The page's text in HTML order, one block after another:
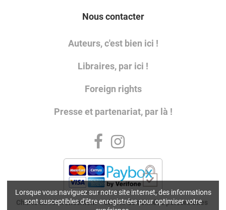
Lorsque vous naviguez sur notre site internet, des informations
sont susceptibles d'être enregistrées pour optimiser votre
Nous contacter
Auteurs, c'est bien ici !
Libraires, par ici !
Foreign rights
Presse et partenariat, par là !
Charte de référencement Charte de données personnelles